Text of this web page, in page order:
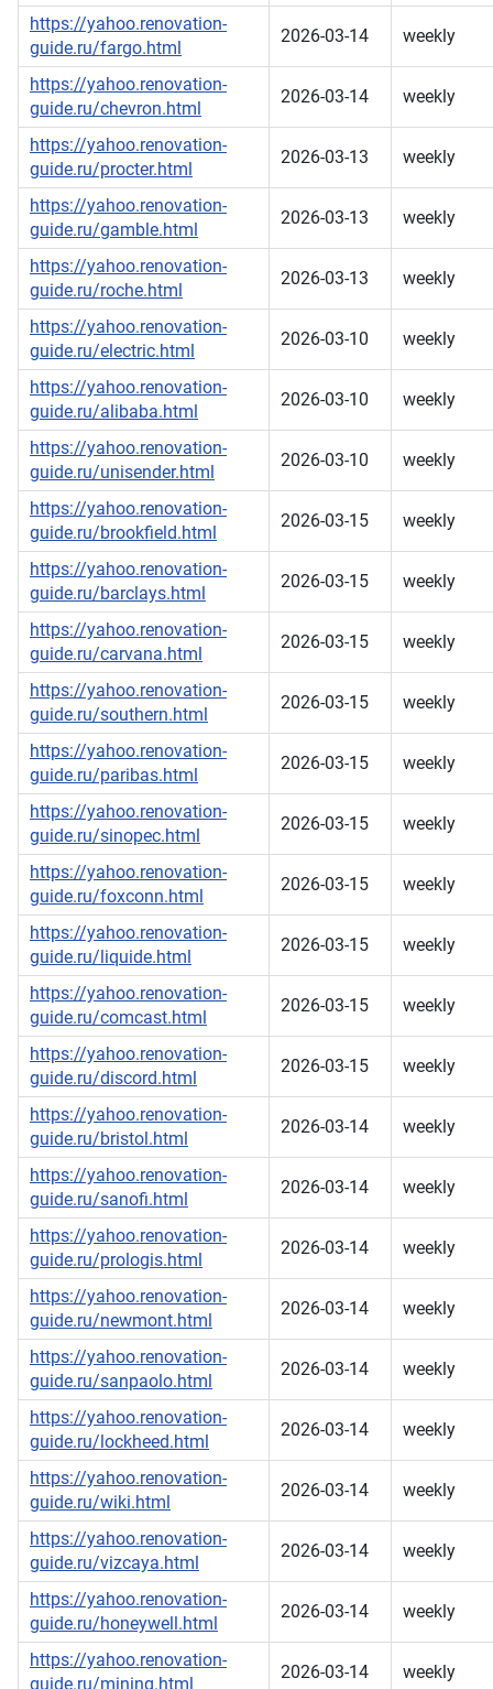
https://yahoo.renovation-
guide.ru/fargo.html
2026-03-14 weekly
https://yahoo.renovation-
guide.ru/chevron.html
2026-03-14 weekly
https://yahoo.renovation-
guide.ru/procter.html
2026-03-13 weekly
https://yahoo.renovation-
guide.ru/gamble.html
2026-03-13 weekly
https://yahoo.renovation-
guide.ru/roche.html
2026-03-13 weekly
https://yahoo.renovation-
guide.ru/electric.html
2026-03-10 weekly
https://yahoo.renovation-
guide.ru/alibaba.html
2026-03-10 weekly
https://yahoo.renovation-
guide.ru/unisender.html
2026-03-10 weekly
https://yahoo.renovation-
guide.ru/brookfield.html
2026-03-15 weekly
https://yahoo.renovation-
guide.ru/barclays.html
2026-03-15 weekly
https://yahoo.renovation-
guide.ru/carvana.html
2026-03-15 weekly
https://yahoo.renovation-
guide.ru/southern.html
2026-03-15 weekly
https://yahoo.renovation-
guide.ru/paribas.html
2026-03-15 weekly
https://yahoo.renovation-
guide.ru/sinopec.html
2026-03-15 weekly
https://yahoo.renovation-
guide.ru/foxconn.html
2026-03-15 weekly
https://yahoo.renovation-
guide.ru/liquide.html
2026-03-15 weekly
https://yahoo.renovation-
guide.ru/comcast.html
2026-03-15 weekly
https://yahoo.renovation-
guide.ru/discord.html
2026-03-15 weekly
https://yahoo.renovation-
guide.ru/bristol.html
2026-03-14 weekly
https://yahoo.renovation-
guide.ru/sanofi.html
2026-03-14 weekly
https://yahoo.renovation-
guide.ru/prologis.html
2026-03-14 weekly
https://yahoo.renovation-
guide.ru/newmont.html
2026-03-14 weekly
https://yahoo.renovation-
guide.ru/sanpaolo.html
2026-03-14 weekly
https://yahoo.renovation-
guide.ru/lockheed.html
2026-03-14 weekly
https://yahoo.renovation-
guide.ru/wiki.html
2026-03-14 weekly
https://yahoo.renovation-
guide.ru/vizcaya.html
2026-03-14 weekly
https://yahoo.renovation-
guide.ru/honeywell.html
2026-03-14 weekly
https://yahoo.renovation-
guide.ru/mining.html
2026-03-14 weekly